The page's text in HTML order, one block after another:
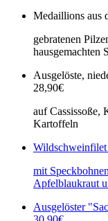
Medaillions aus
gebratenen
hausgemachten
Ausgelöste,
28,90€
auf Cassissoße,
Kartoffeln
Wildschweinfilet
mit
Apfelblaukraut
Ausgelöster